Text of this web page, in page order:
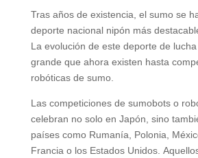
Tras años de existencia, el sumo se
deporte nacional nipón más
La evolución de este deporte de
grande que ahora existen hasta
robóticas de sumo.
Las competiciones de sumobots o
celebran no solo en Japón, sino
países como Rumanía, Polonia,
Francia o los Estados Unidos.